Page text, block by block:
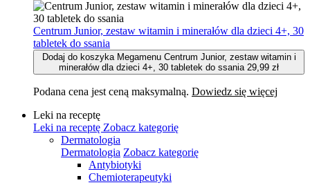
Centrum Junior, zestaw witamin i minerałów dla dzieci 4+, 30
tabletek do ssania
Dodaj do koszyka Megamenu Centrum Junior, zestaw witamin i
minerałów dla dzieci 4+, 30 tabletek do ssania 29,99 zł
Podana cena jest ceną maksymalną. Dowiedz się więcej
Leki na receptę
Leki na receptę Zobacz kategorię
Dermatologia
Dermatologia Zobacz kategorię
Antybiotyki
Chemioterapeutyki